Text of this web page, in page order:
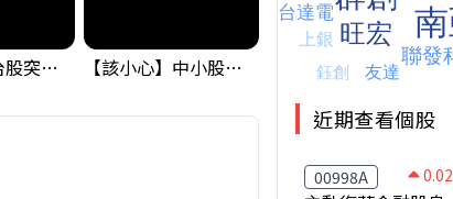
【藏訊號】台股突破季線，週一我提醒了這個關鍵訊號 【該小心】中小股派對結束 ? 關鍵訊號都指向... 台股狂飆1200點，但還有兩關沒過｜Mr.Jimmy高志銘 #台股 #期貨 #加權指數
近期查看個股
00998A 0.02